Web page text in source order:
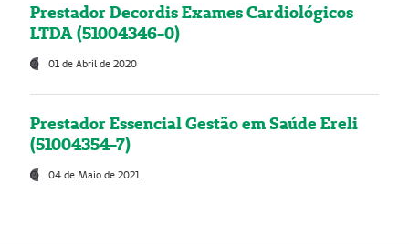
Prestador Decordis Exames Cardiológicos
LTDA (51004346-0)
01 de Abril de 2020
Prestador Essencial Gestão em Saúde Ereli
(51004354-7)
04 de Maio de 2021